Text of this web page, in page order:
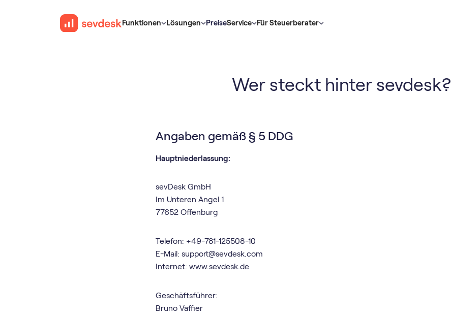
Funktionen Lösungen PreiseService Für Steuerberater
Wer steckt hinter sevdesk?
Angaben gemäß § 5 DDG
Hauptniederlassung:
sevDesk GmbH
Im Unteren Angel 1
77652 Offenburg
Telefon: +49-781-125508-10
E-Mail: support@sevdesk.com
Internet: www.sevdesk.de
Geschäftsführer:
Bruno Vaffier